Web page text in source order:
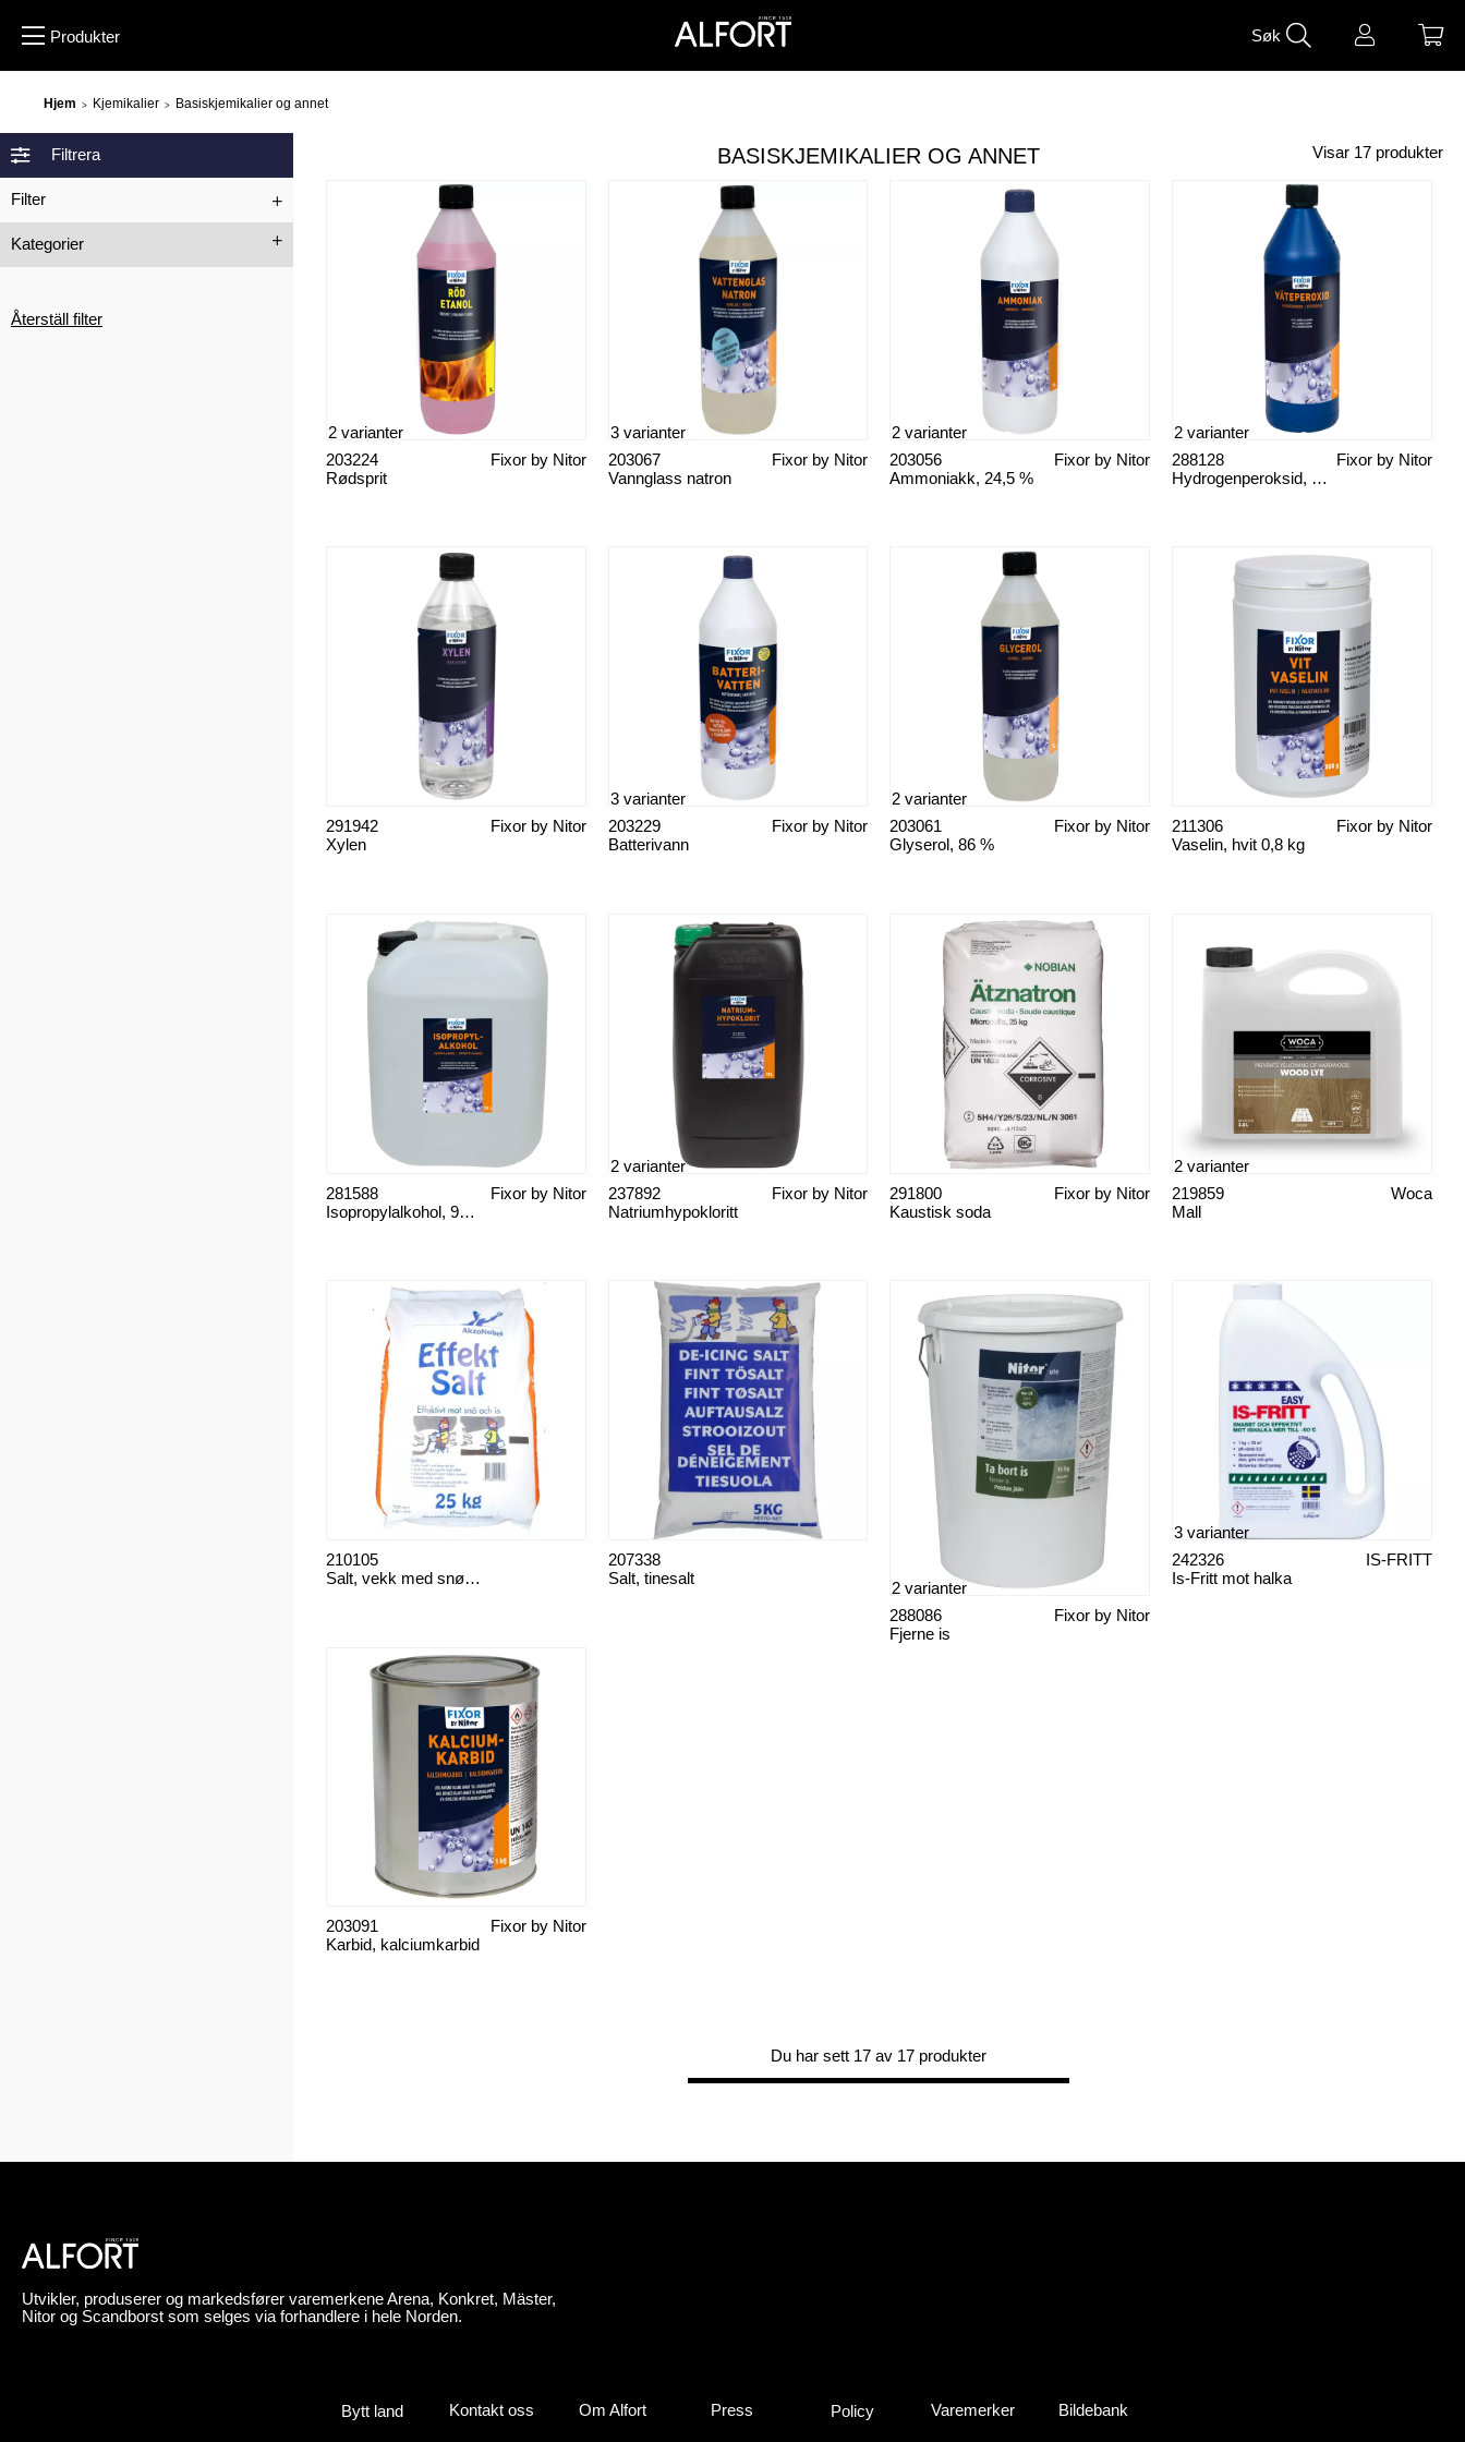
Søk
Hjem > Kjemikalier > Basiskjemikalier og annet
Filtrera
Filter
Kategorier
Kalsiumkarbid
Återställ filter
BASISKJEMIKALIER OG ANNET Visar 17 produkter
Rødsprit
Fixor by Nitor
203224
2 varianter
Vannglass natron
Fixor by Nitor
203067
3 varianter
Ammoniakk, 24,5 %
Fixor by Nitor
203056
2 varianter
Hydrogenperoksid, 12 %
Fixor by Nitor
288128
2 varianter
Xylen
Fixor by Nitor
291942
Batterivann
Fixor by Nitor
203229
3 varianter
Glyserol, 86 %
Fixor by Nitor
203061
2 varianter
Vaselin, hvit 0,8 kg
Fixor by Nitor
211306
Isopropylalkohol, 99,5 %
Fixor by Nitor
281588
Natriumhypokloritt
Fixor by Nitor
237892
2 varianter
Kaustisk soda
Fixor by Nitor
291800
Mall
Woca
219859
2 varianter
Salt, vekk med snø & is
210105
Salt, tinesalt
207338
Fjerne is
Fixor by Nitor
288086
2 varianter
Is-Fritt mot halka
IS-FRITT
242326
3 varianter
Karbid, kalciumkarbid
Fixor by Nitor
203091
Du har sett 17 av 17 produkter
Utvikler, produserer og markedsfører varemerkene Arena, Konkret, Mäster,
Nitor og Scandborst som selges via forhandlere i hele Norden.
Bytt land Kontakt oss Om Alfort Press Policy Varemerker Bildebank